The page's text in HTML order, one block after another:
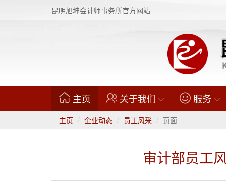
昆明旭坤会计师事务所官方网站
主页 (current)关于我们 服务
主页 企业动态 员工风采 页面
审计部员工